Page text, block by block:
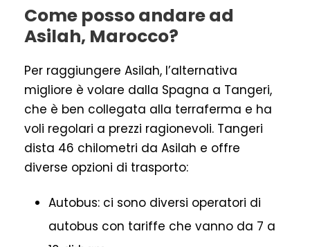
Come posso andare ad
Asilah, Marocco?
Per raggiungere Asilah, l’alternativa
migliore è volare dalla Spagna a Tangeri,
che è ben collegata alla terraferma e ha
voli regolari a prezzi ragionevoli. Tangeri
dista 46 chilometri da Asilah e offre
diverse opzioni di trasporto:
Autobus: ci sono diversi operatori di
autobus con tariffe che vanno da 7 a